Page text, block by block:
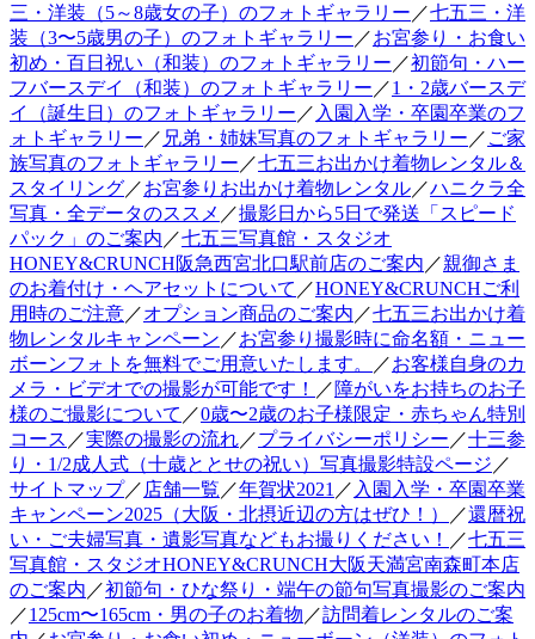
三・洋装（5～8歳女の子）のフォトギャラリー ／七五三・洋
装（3〜5歳男の子）のフォトギャラリー ／お宮参り・お食い
初め・百日祝い（和装）のフォトギャラリー ／初節句・ハー
フバースデイ（和装）のフォトギャラリー ／1・2歳バースデ
イ（誕生日）のフォトギャラリー ／ 入園入学・卒園卒業のフ
ォトギャラリー ／ 兄弟・姉妹写真のフォトギャラリー ／ ご家
族写真のフォトギャラリー ／七五三お出かけ着物レンタル＆
スタイリング／お宮参りお出かけ着物レンタル／ハニクラ全
写真・全データのススメ ／撮影日から5日で発送「スピード
パック」のご案内 ／七五三写真館・スタジオ
HONEY&CRUNCH阪急西宮北口駅前店のご案内 ／親御さま
のお着付け・ヘアセットについて ／HONEY&CRUNCHご利
用時のご注意／オプション商品のご案内 ／七五三お出かけ着
物レンタルキャンペーン ／お宮参り撮影時に命名額・ニュー
ボーンフォトを無料でご用意いたします。
／お客様自身のカ
メラ・ビデオでの撮影が可能です！ ／障がいをお持ちのお子
様のご撮影について ／0歳〜2歳のお子様限定・赤ちゃん特別
コース ／実際の撮影の流れ／プライバシーポリシー ／十三参
り・1/2成人式（十歳ととせの祝い）写真撮影特設ページ ／
サイトマップ／ 店舗一覧 ／年賀状2021 ／ 入園入学・卒園卒業
キャンペーン2025（大阪・北摂近辺の方はぜひ！）
／還暦祝
い・ご夫婦写真・遺影写真などもお撮りください！ ／七五三
写真館・スタジオHONEY&CRUNCH大阪天満宮南森町本店
のご案内 ／初節句・ひな祭り・端午の節句写真撮影のご案内
／125cm〜165cm・男の子のお着物 ／訪問着レンタルのご案